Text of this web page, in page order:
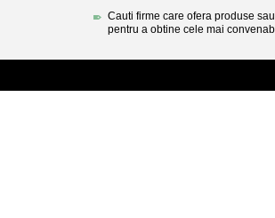
Cauti firme care ofera produse
pentru a obtine cele mai